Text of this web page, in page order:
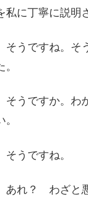
私に丁寧に説
そうですね。
そうですか。
そうですね。
あれ？ わざと